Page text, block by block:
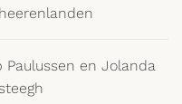
Paulussen en Jolanda